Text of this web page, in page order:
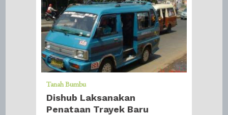
Tanah Bumbu
Dishub Laksanakan
Penataan Trayek Baru